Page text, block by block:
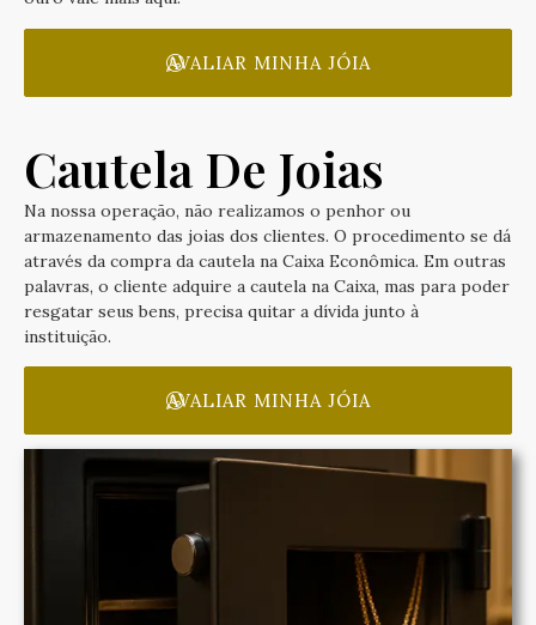
AVALIAR MINHA JÓIA
Cautela De Joias
Na nossa operação, não realizamos o penhor ou
armazenamento das joias dos clientes. O procedimento se dá
através da compra da cautela na Caixa Econômica. Em outras
palavras, o cliente adquire a cautela na Caixa, mas para poder
resgatar seus bens, precisa quitar a dívida junto à
instituição.
AVALIAR MINHA JÓIA